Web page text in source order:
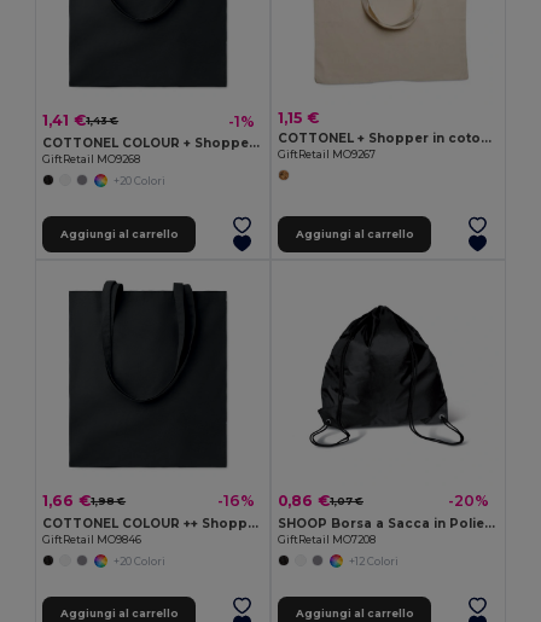
1,41 €1,43 € -1%
COTTONEL COLOUR + Shopper in cotone 140gr
GiftRetail MO9268
+20 Colori
Aggiungi al carrello
1,15 €
COTTONEL + Shopper in cotone 140gr
GiftRetail MO9267
Aggiungi al carrello
1,66 €1,98 € -16%
COTTONEL COLOUR ++ Shopper in cotone da 180gr MO9846-
GiftRetail MO9846
+20 Colori
Aggiungi al carrello
0,86 €1,07 € -20%
SHOOP Borsa a Sacca in Poliestere per Escursioni
GiftRetail MO7208
+12 Colori
Aggiungi al carrello